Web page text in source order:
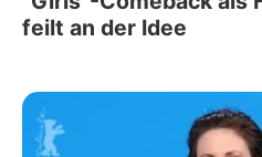
feilt an der Idee